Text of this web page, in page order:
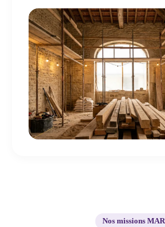
Nos missions MAR